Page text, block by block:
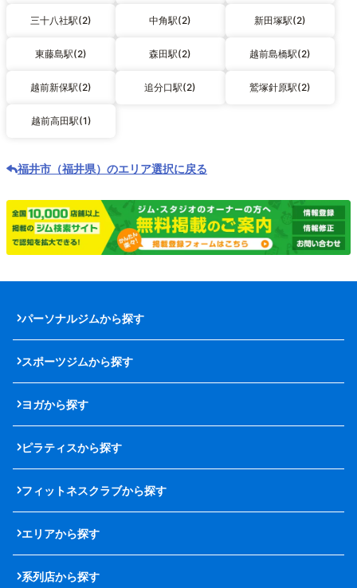
三十八社駅(2) 中角駅(2) 新田塚駅(2)
東藤島駅(2) 森田駅(2) 越前島橋駅(2)
越前新保駅(2) 追分口駅(2) 鷲塚針原駅(2)
越前高田駅(1)
福井市（福井県）のエリア選択に戻る
パーソナルジムから探す
スポーツジムから探す
ヨガから探す
ピラティスから探す
フィットネスクラブから探す
エリアから探す
系列店から探す